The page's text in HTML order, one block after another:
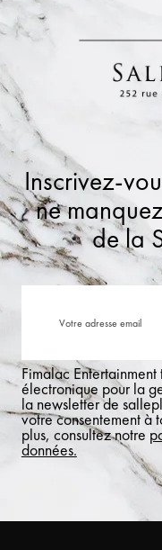
Inscrivez-
ne
de la
Fimalac
électronique pour la
la newsletter de
votre consentement à
plus, consultez notre
données.